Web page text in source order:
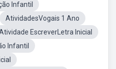
Infantil
AtividadesVogais 1 Ano
EscreverLetra Inicial
Infantil